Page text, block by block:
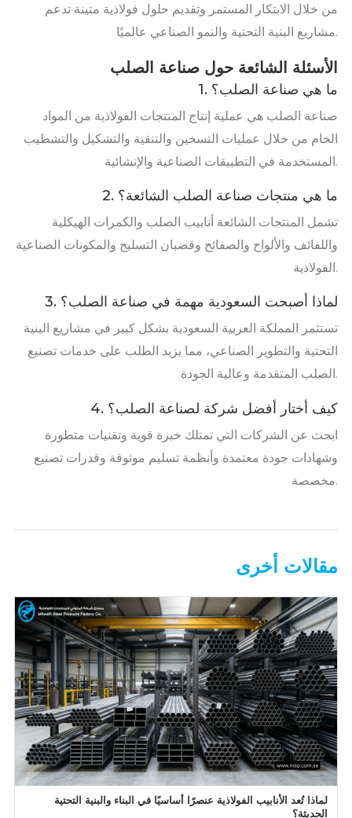
من خلال الابتكار المستمر وتقديم حلول فولاذية متينة تدعم
مشاريع البنية التحتية والنمو الصناعي عالميًا.
الأسئلة الشائعة حول صناعة الصلب
1. ما هي صناعة الصلب؟
صناعة الصلب هي عملية إنتاج المنتجات الفولاذية من المواد
الخام من خلال عمليات التسخين والتنقية والتشكيل والتشطيب
المستخدمة في التطبيقات الصناعية والإنشائية.
2. ما هي منتجات صناعة الصلب الشائعة؟
تشمل المنتجات الشائعة أنابيب الصلب والكمرات الهيكلية
واللفائف والألواح والصفائح وقضبان التسليح والمكونات الصناعية
الفولاذية.
3. لماذا أصبحت السعودية مهمة في صناعة الصلب؟
تستثمر المملكة العربية السعودية بشكل كبير في مشاريع البنية
التحتية والتطوير الصناعي، مما يزيد الطلب على خدمات تصنيع
الصلب المتقدمة وعالية الجودة.
4. كيف أختار أفضل شركة لصناعة الصلب؟
ابحث عن الشركات التي تمتلك خبرة قوية وتقنيات متطورة
وشهادات جودة معتمدة وأنظمة تسليم موثوقة وقدرات تصنيع
مخصصة.
مقالات أخرى
لماذا تُعد الأنابيب الفولاذية عنصرًا أساسيًا في البناء والبنية التحتية
الحديثة؟